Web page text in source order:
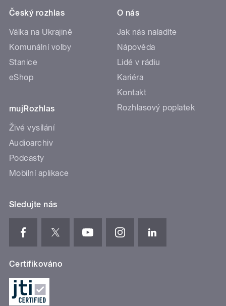
Český rozhlas
Válka na Ukrajině
Komunální volby
Stanice
eShop
mujRozhlas
Živé vysílání
Audioarchiv
Podcasty
Mobilní aplikace
O nás
Jak nás naladíte
Nápověda
Lidé v rádiu
Kariéra
Kontakt
Rozhlasový poplatek
Sledujte nás
Certifikováno